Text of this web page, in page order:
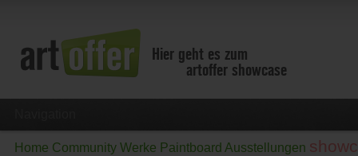
Hier geht es zum
artoffer showcase
Home Community Werke Paintboard Ausstellungen